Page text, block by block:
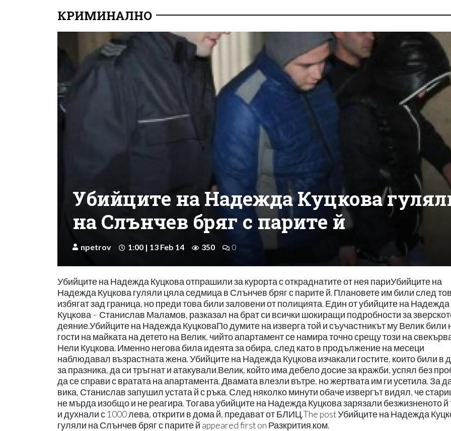
КРИМИНАЛНО
Убийците на Надежда Куцкова
на Слънчев бряг с парите й
npetrov 1:00 | 13 Feb 14 350 0
Убийците на Надежда Куцкова отпрашили за курорта с откраднатите от нея париУбийците на
Надежда Куцкова гуляли цяла седмица в Слънчев бряг с парите й. Плановете им били след
избягат зад граница, но преди това били заловени от полицията. Един от убийците на Надежда
Куцкова – Станислав Маламов, разказал на брат си всички шокиращи подробности за
деяние.Убийците на Надежда КуцковаПо думите на изверга той и съучастникът му Велик били
гости на майката на детето на Велик, чийто апартамент се намира точно срещу този на
Нели Куцкова. Именно негова била идеята за обира, след като в продължение на месеци
наблюдавал възрастната жена. Убийците на Надежда Куцкова изчакали гостите, които били в
за празника, да си тръгнат и атакували.Велик, който има дебело досие за кражби, успял без
да се справи с вратата на апартамента. Двамата влезли вътре, но жертвата им ги усетила. За
вика, Станислав запушил устата й с ръка. След няколко минути обаче извергът видял, че
не мърда изобщо и не реагира. Тогава убийците на Надежда Куцкова зарязали безжизненото й
и духнали с 1000 лева, открити в дома й, предават от БЛИЦ.The post Убийците на Надежда
гуляли на Слънчев бряг с парите й appeared first on Разкрития.ком.